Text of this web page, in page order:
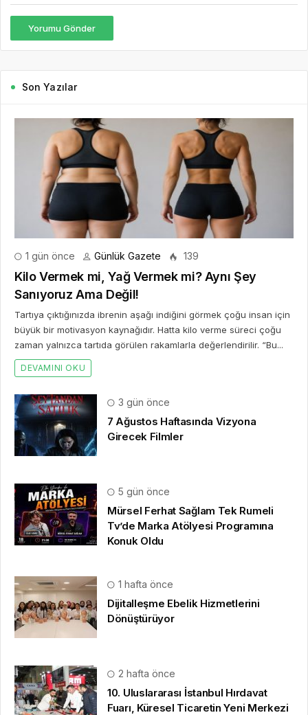
Yorumu Gönder
Son Yazılar
1 gün önce Günlük Gazete 139
Kilo Vermek mi, Yağ Vermek mi? Aynı Şey
Sanıyoruz Ama Değil!
Tartıya çıktığınızda ibrenin aşağı indiğini görmek çoğu insan için
büyük bir motivasyon kaynağıdır. Hatta kilo verme süreci çoğu
zaman yalnızca tartıda görülen rakamlarla değerlendirilir. “Bu...
DEVAMINI OKU
3 gün önce
7 Ağustos Haftasında Vizyona
Girecek Filmler
5 gün önce
Mürsel Ferhat Sağlam Tek Rumeli
Tv’de Marka Atölyesi Programına
Konuk Oldu
1 hafta önce
Dijitalleşme Ebelik Hizmetlerini
Dönüştürüyor
2 hafta önce
10. Uluslararası İstanbul Hırdavat
Fuarı, Küresel Ticaretin Yeni Merkezi